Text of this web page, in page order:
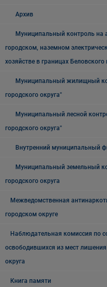
Архив
Муниципальный контроль на
городском, наземном
хозяйстве в границах Беловского
Муниципальный жилищный
городского округа"
Муниципальный лесной
городского округа"
Внутренний муниципальный
Муниципальный земельный
городского округа
Межведомственная
городском округе
Наблюдательная комиссия по
освободившихся из мест
округа
Книга памяти